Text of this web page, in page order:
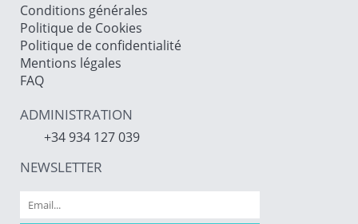
Conditions générales
Politique de Cookies
Politique de confidentialité
Mentions légales
FAQ
ADMINISTRATION
+34 934 127 039
NEWSLETTER